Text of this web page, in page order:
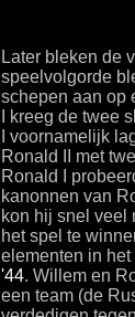
Later bleken de
speelvolgorde
schepen aan op
I kreeg de twee
I voornamelijk
Ronald II met
Ronald I
kanonnen van
kon hij snel veel
het spel te
elementen in
'44. Willem en
een team (de